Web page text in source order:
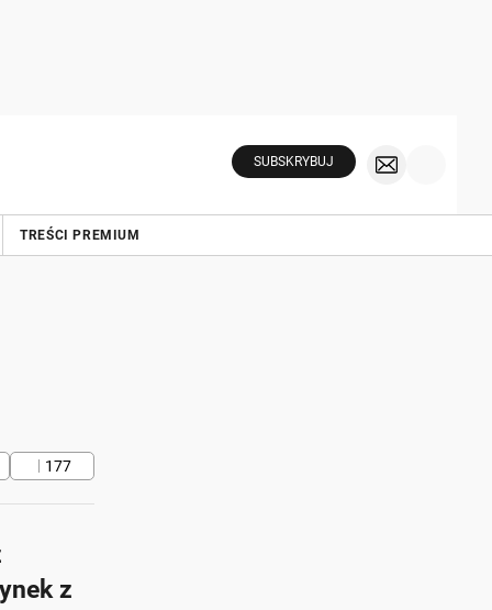
SUBSKRYBUJ
TREŚCI PREMIUM
177
z